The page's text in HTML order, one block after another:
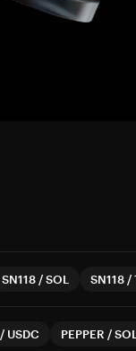
SN118 /SOL SN118 /
/ USDC PEPPER /